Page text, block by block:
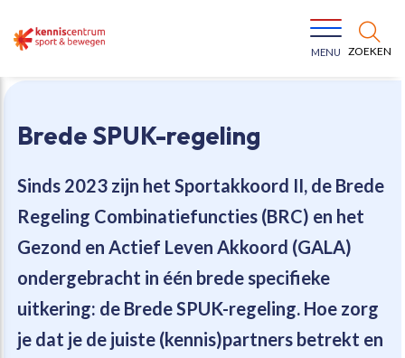
ZOEKEN
MENU
Brede SPUK-regeling
Sinds 2023 zijn het Sportakkoord II, de Brede
Regeling Combinatiefuncties (BRC) en het
Gezond en Actief Leven Akkoord (GALA)
ondergebracht in één brede specifieke
uitkering: de Brede SPUK-regeling. Hoe zorg
je dat je de juiste (kennis)partners betrekt en
Bewegen voor een gezonde leefstijl
Jeugd in beweging
Vitaal ouder worden
Ons team
Onze missie
Onze werkwijze